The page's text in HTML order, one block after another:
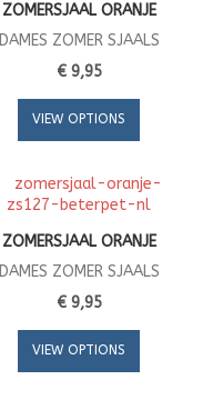
ZOMERSJAAL ORANJE
DAMES ZOMER SJAALS
€ 9,95
VIEW OPTIONS
ZOMERSJAAL ORANJE
DAMES ZOMER SJAALS
€ 9,95
VIEW OPTIONS